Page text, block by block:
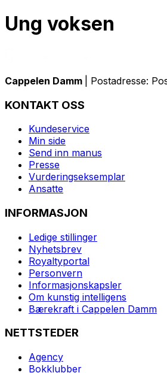
Ung voksen
Cappelen Damm | Postadresse:
KONTAKT OSS
Kundeservice
Min side
Send inn manus
Presse
Vurderingseksemplar
Ansatte
INFORMASJON
Ledige stillinger
Nyhetsbrev
Royaltyportal
Personvern
Informasjonskapsler
Om kunstig intelligens
Bærekraft i Cappelen Damm
NETTSTEDER
Agency
Bokklubber